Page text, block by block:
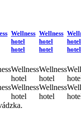
Wellness
hotel
hotel
Wellness
hotel
Wellness
hotel
Wellness
hotel
hotel
Wellness
hotel
Wellness
hotel
hotel
hotel